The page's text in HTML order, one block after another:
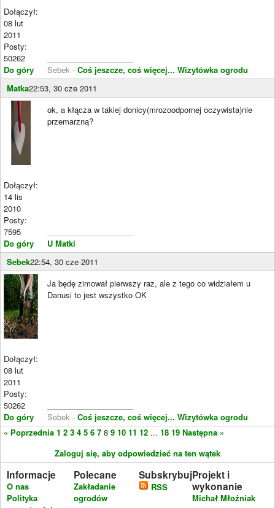
Dołączył:
08 lut
2011
Posty:
50262
Do góry
Sebek - Coś jeszcze, coś więcej... Wizytówka ogrodu
Matka22:53, 30 cze 2011
Dołączył:
14 lis
2010
Posty:
7595
Do góry
ok, a kłącza w takiej donicy(mrozoodpornej oczywista)nie
przemarzną?
U Matki
Sebek22:54, 30 cze 2011
Dołączył:
08 lut
2011
Posty:
50262
Do góry
Ja będę zimował pierwszy raz, ale z tego co widziałem u
Danusi to jest wszystko OK
Sebek - Coś jeszcze, coś więcej... Wizytówka ogrodu
« Poprzednia 1 2 3 4 5 6 7 8 9 10 11 12 ... 18 19 Następna »
Zaloguj się, aby odpowiedzieć na ten wątek
Informacje
O nas
Polityka
Polecane
Zakładanie
ogrodów
Subskrybuj
RSS
Projekt i
wykonanie
Michał Młoźniak